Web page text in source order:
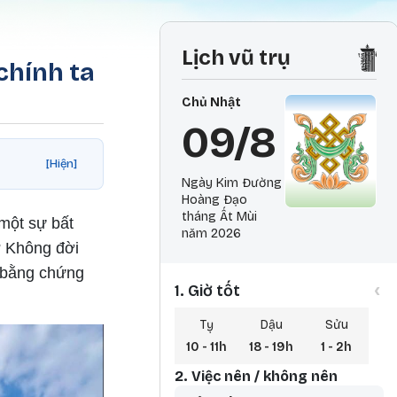
ta
[Hiện]
sự bất
Không đời
chứng
Lịch vũ trụ
Chủ Nhật
09/8
Ngày Kim Đường
Hoàng Đạo
tháng Ất Mùi
năm 2026
1. Giờ tốt ‹
Tỵ
10 - 11h
Dậu
18 - 19h
Sửu
1 - 2h
2. Việc nên / không nên